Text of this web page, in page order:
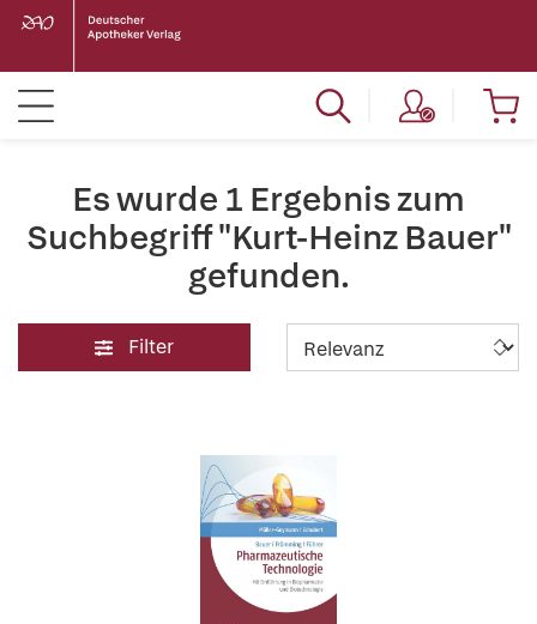
Es wurde 1 Ergebnis zum
Suchbegriff "Kurt-Heinz Bauer"
gefunden.
Filter